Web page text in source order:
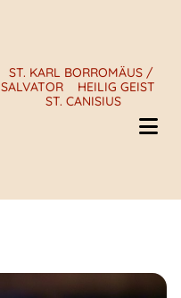
ST. KARL BORROMÄUS /
SALVATOR
HEILIG GEIST
ST. CANISIUS